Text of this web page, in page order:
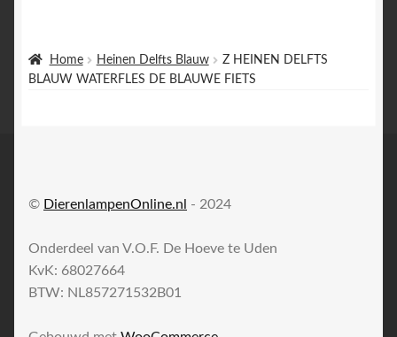
Home Heinen Delfts Blauw
Z HEINEN DELFTS
BLAUW WATERFLES DE BLAUWE FIETS
© DierenlampenOnline.nl - 2024
Onderdeel van V.O.F. De Hoeve te Uden
KvK: 68027664
BTW: NL857271532B01